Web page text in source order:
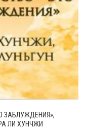
ЗАБЛУЖДЕНИЯ»,
ЛИ ХУНЧЖИ